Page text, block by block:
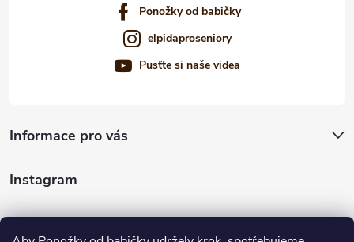
Ponožky od babičky
elpidaproseniory
Pusťte si naše videa
Informace pro vás
Instagram